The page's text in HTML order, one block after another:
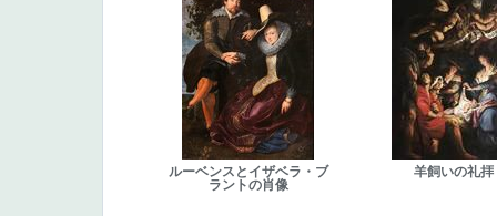
ルーベンスとイザベラ・ブ
ラントの肖像
羊飼いの礼拝